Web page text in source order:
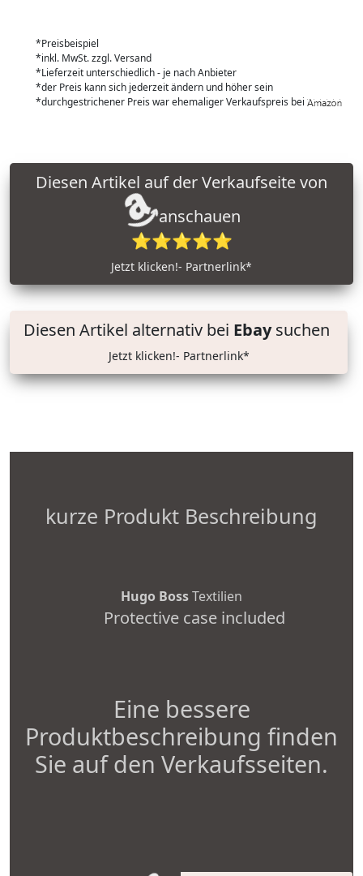
*Preisbeispiel
*inkl. MwSt. zzgl. Versand
*Lieferzeit unterschiedlich - je nach Anbieter
*der Preis kann sich jederzeit ändern und höher sein
*durchgestrichener Preis war ehemaliger Verkaufspreis bei
anschauen
⭐⭐⭐⭐⭐
Jetzt klicken!- Partnerlink*
Diesen Artikel alternativ bei Ebaysuchen
Jetzt klicken!- Partnerlink*
kurze Produkt Beschreibung
Hugo BossTextilien
Protective case included
Eine bessere
Produktbeschreibung finden
Sie auf den Verkaufsseiten.